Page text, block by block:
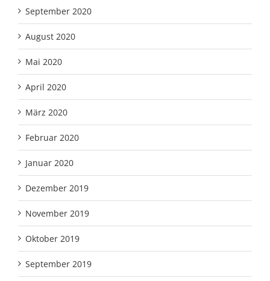
September 2020
August 2020
Mai 2020
April 2020
März 2020
Februar 2020
Januar 2020
Dezember 2019
November 2019
Oktober 2019
September 2019